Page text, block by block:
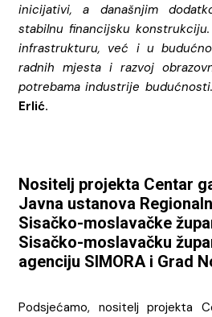
inicijativi, a današnjim
stabilnu financijsku
infrastrukturu, već i u
radnih mjesta i razvoj
potrebama industrije
Erlić.
Nositelj projekta Centar
Javna ustanova
Sisačko-moslavačke
Sisačko-moslavačku
agenciju SIMORA i Grad
Podsjećamo, nositelj projekta